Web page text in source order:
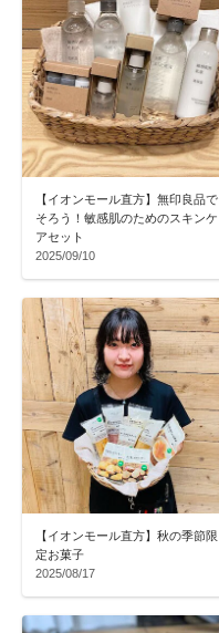
【イオンモール直方】無印良品で
そろう！敏感肌のためのスキンケ
アセット
2025/09/10
【イオンモール直方】秋の季節限
定お菓子
2025/08/17